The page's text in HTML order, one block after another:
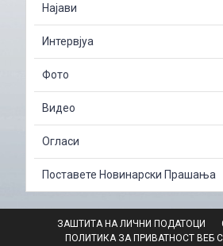
Најави
Интервјуа
Фото
Видео
Огласи
Поставете Новинарски Прашања
ЗАШТИТА НА ЛИЧНИ ПОДАТОЦИ
ПОЛИТИКА ЗА ПРИВАТНОСТ ВЕБ